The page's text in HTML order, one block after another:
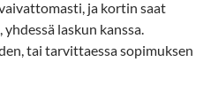
ja kortin saat
laskun kanssa.
tai tarvittaessa sopimuksen